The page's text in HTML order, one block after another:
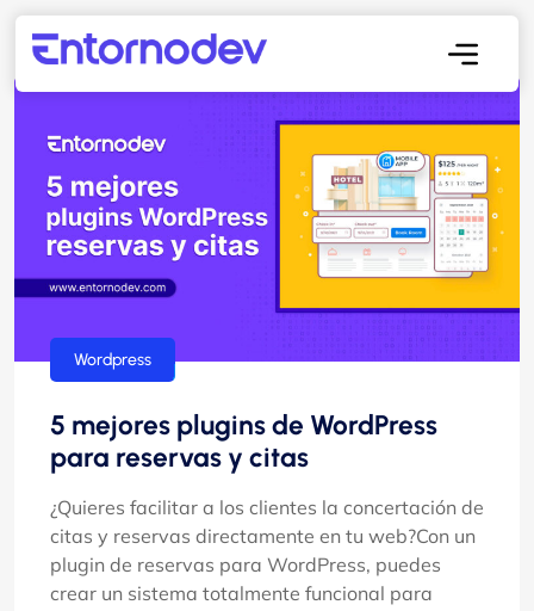
Wordpress
5 mejores plugins de WordPress
para reservas y citas
¿Quieres facilitar a los clientes la concertación de
citas y reservas directamente en tu web?Con un
plugin de reservas para WordPress, puedes
crear un sistema totalmente funcional para